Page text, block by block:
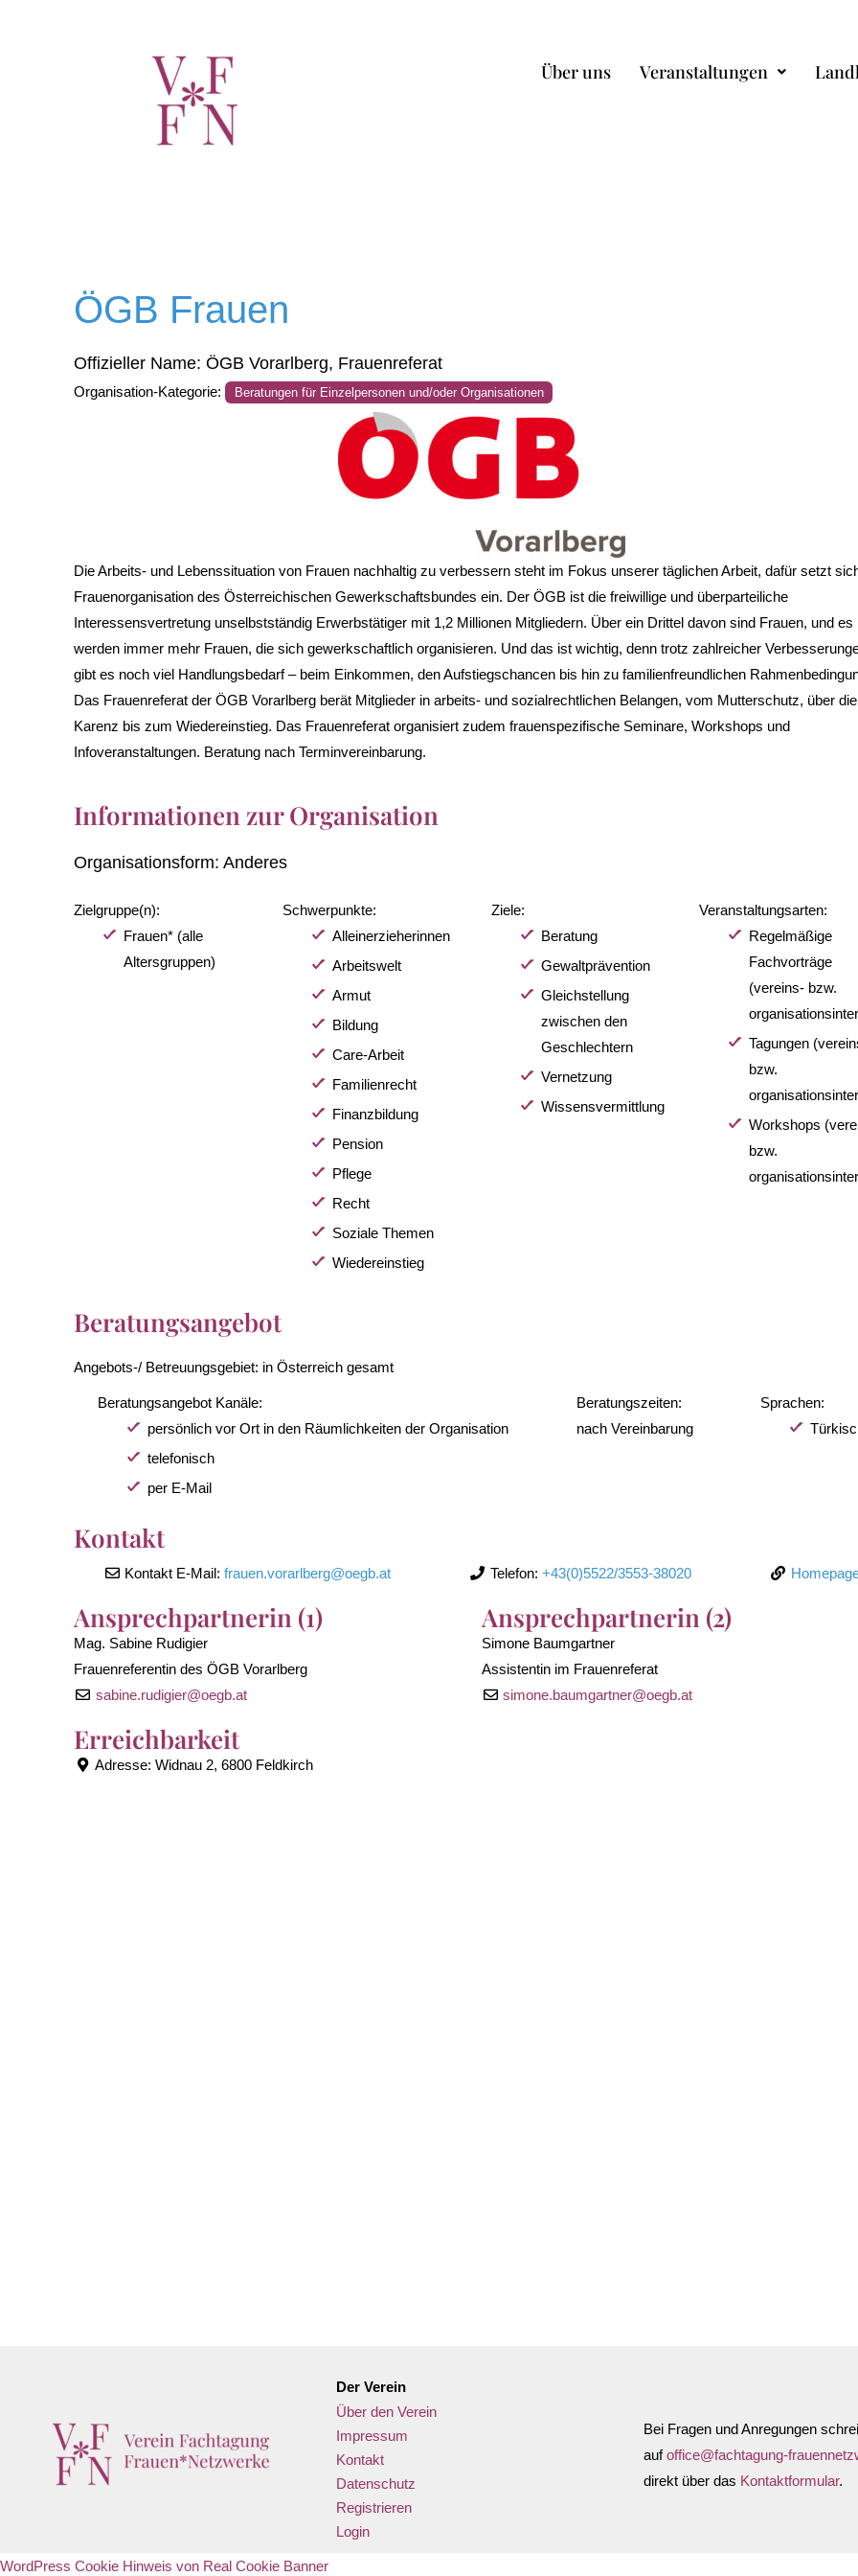
Über uns Veranstaltungen
ÖGB Frauen
Offizieller Name:ÖGB Vorarlberg, Frauenreferat
Organisation-Kategorie: Beratungen für Einzelpersonen und/oder Organisationen
Die Arbeits- und Lebenssituation von Frauen nachhaltig zu verbessern steht im Fokus unserer täglichen Arbeit, dafür setzt
Frauenorganisation des Österreichischen Gewerkschaftsbundes ein. Der ÖGB ist die freiwillige und überparteiliche
Interessensvertretung unselbstständig Erwerbstätiger mit 1,2 Millionen Mitgliedern. Über ein Drittel davon sind Frauen, und es
werden immer mehr Frauen, die sich gewerkschaftlich organisieren. Und das ist wichtig, denn trotz zahlreicher
gibt es noch viel Handlungsbedarf – beim Einkommen, den Aufstiegschancen bis hin zu familienfreundlichen
Das Frauenreferat der ÖGB Vorarlberg berät Mitglieder in arbeits- und sozialrechtlichen Belangen, vom Mutterschutz, über die
Karenz bis zum Wiedereinstieg. Das Frauenreferat organisiert zudem frauenspezifische Seminare, Workshops und
Infoveranstaltungen. Beratung nach Terminvereinbarung.
Informationen zur Organisation
Organisationsform:Anderes
Zielgruppe(n):
Frauen* (alle
Altersgruppen)
Schwerpunkte:
Alleinerzieherinnen
Arbeitswelt
Armut
Bildung
Care-Arbeit
Familienrecht
Finanzbildung
Pension
Pflege
Recht
Soziale Themen
Wiedereinstieg
Ziele:
Beratung
Gewaltprävention
Gleichstellung
zwischen den
Geschlechtern
Vernetzung
Wissensvermittlung
Veranstaltungsarten:
Regelmäßige
Fachvorträge
(vereins- bzw.
Tagungen
bzw.
Workshops
bzw.
Beratungsangebot
Angebots-/ Betreuungsgebiet: in Österreich gesamt
Beratungsangebot Kanäle:
persönlich vor Ort in den Räumlichkeiten der Organisation
telefonisch
per E-Mail
Beratungszeiten:
nach Vereinbarung
Sprachen:
Kontakt
Kontakt E-Mail:frauen.vorarlberg@oegb.at Telefon:+43(0)5522/3553-38020
Ansprechpartnerin (1)
Mag. Sabine Rudigier
Frauenreferentin des ÖGB Vorarlberg
sabine.rudigier@oegb.at
Ansprechpartnerin (2)
Simone Baumgartner
Assistentin im Frauenreferat
simone.baumgartner@oegb.at
Erreichbarkeit
Adresse: Widnau 2, 6800 Feldkirch
Der Verein
Über den Verein
Impressum
Kontakt
Datenschutz
Registrieren
Login
Bei Fragen und Anregungen
aufoffice@fachtagung-
direkt über das Kontaktformular.
WordPress Cookie Hinweis von Real Cookie Banner